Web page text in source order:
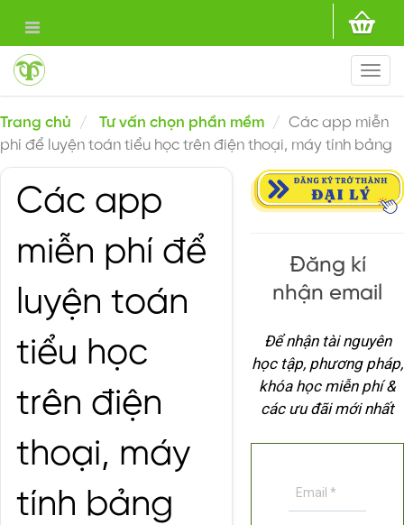
Trang chủ Tư vấn chọn phần mềm
Các app miễn
phí để luyện toán tiểu học trên điện thoại, máy tính bảng
Các app
miễn phí để
luyện toán
tiểu học
trên điện
thoại, máy
tính bảng
Đăng kí
nhận email
Để nhận tài nguyên
học tập, phương pháp,
khóa học miễn phí &
các ưu đãi mới nhất